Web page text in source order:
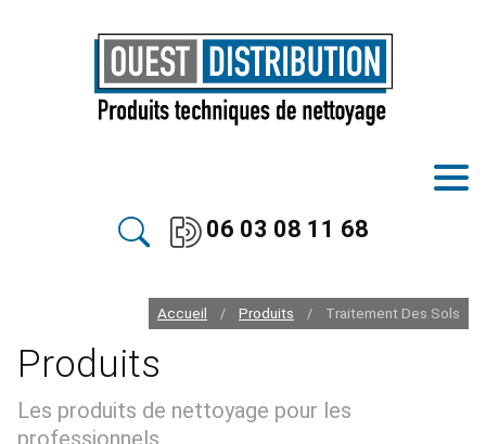
06 03 08 11 68
Accueil / Produits / Traitement Des Sols
Produits
Les produits de nettoyage pour les
professionnels